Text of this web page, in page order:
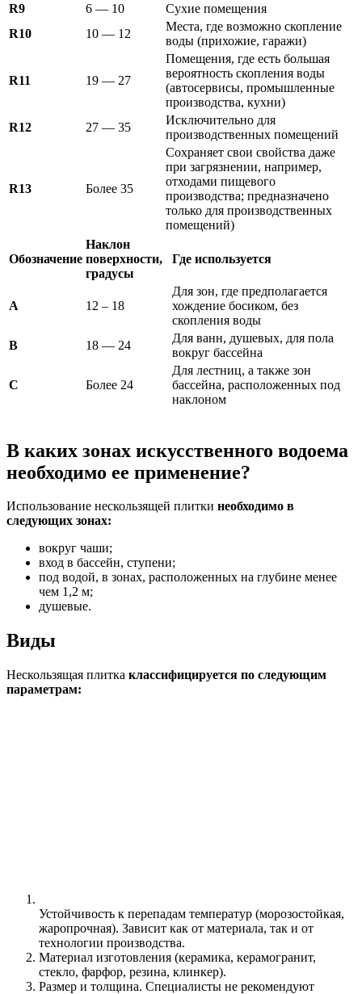
R9 6 — 10
Сухие помещения
R10
10 — 12
Места, где возможно скопление
воды (прихожие, гаражи)
R11 19 — 27
Помещения, где есть большая
вероятность скопления воды
(автосервисы, промышленные
производства, кухни)
R12
27 — 35
Исключительно для
производственных помещений
R13 Более 35
Сохраняет свои свойства даже
при загрязнении, например,
отходами пищевого
производства; предназначено
только для производственных
помещений)
Обозначение
Наклон
поверхности,
градусы
Где используется
A 12 – 18
Для зон, где предполагается
хождение босиком, без
скопления воды
B
18 — 24
Для ванн, душевых, для пола
вокруг бассейна
C Более 24
Для лестниц, а также зон
бассейна, расположенных под
наклоном
В каких зонах искусственного водоема
необходимо ее применение?
Использование нескользящей плитки необходимо в
следующих зонах:
вокруг чаши;
вход в бассейн, ступени;
под водой, в зонах, расположенных на глубине менее
чем 1,2 м;
душевые.
Виды
Нескользящая плитка классифицируется по следующим
параметрам:
Устойчивость к перепадам температур (морозостойкая,
жаропрочная). Зависит как от материала, так и от
технологии производства.
Материал изготовления (керамика, керамогранит,
стекло, фарфор, резина, клинкер).
Размер и толщина. Специалисты не рекомендуют